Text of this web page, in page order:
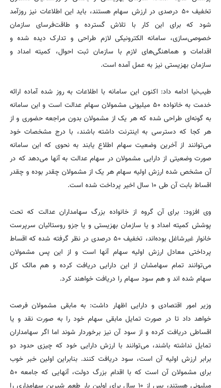
تخفیف ۵۰ درصدی در ارزش سهام هستند، باید این اطلاعات نیز روزآمد
شود که برای این کار با تلاش گسترده و طاقت‌فرسای سازمان
خصوصی‌سازی، سامانه الکترونیکی لازم طراحی و تدارک دیده شده و
اقدامات و هماهنگی‌های لازم با سازمان ثبت احوال، کمیته امداد و
سازمان بهزیستی نیز به عمل آمده است.
طیب‌نیا ادامه داد: اکنون این سامانه با اطلاعات به روز شده آماده ارائه
خدمت به خانواده ۵۰ میلیونی مشمولان سهام عدالت است و این سامانه
به گونه‌ای طراحی شده که هر یک از مشمولان بدون مراجعه حضوری و از
هر کجا که دسترسی به اینترنت داشته باشند، با درج مشخصات خود
می‌توانند از آخرین وضعیت سهام اطلاع یابند به نحوی که این سامانه
صورت وضعیتی از دارایی مشمولان در سهام عدالت به آنها می‌دهد که در
آن مشخص شده ارزش اولیه سهام هر یک از مشمولان چقدر بوده و چقدر
اقساط بابت آن طی ۱۰ سال اخیر پرداخت شده است.
وی افزود: برای آن گروه از خانواده بزرگ سهامداران عدالت که تحت
پوشش کمیته امداد و یا سازمان بهزیستی و یا جزو روستائیان سرپرست
خانوار غیرشاغل بوده‌اند، تخفیف ۵۰ درصدی در نظر گرفته شده که اقساط
پرداختی معادل ارزش اولیه سهام آنها است و از این پس مشمولان
می‌توانند تمام سهامشان از این دارایی دریافت کرده و هم مالک کل
سهام شده اند و هم سود سهام را دریافت خواهند کرد.
وزیر امور اقتصادی و دارایی اظهار داشت: به مابقی مشمولان فرصت
خواهد داد تا در صورت تمایل مابقی سهام خود را به صورت نقد و یا
اقساطی دریافت کرده و از سود آن نیز برخوردار شوند اما اگر سهامداران
تمایل نداشته باشند، می‌توانند با ارزش دارایی خود که چیزی حدود دو
برابر ارزش اولیه آن است، سود دریافت کنند. بنابراین اولین خبر خوب
برای مشمولان آن است که با اقدام بزرگ دولت، آنهایی که جامعه ۵۰